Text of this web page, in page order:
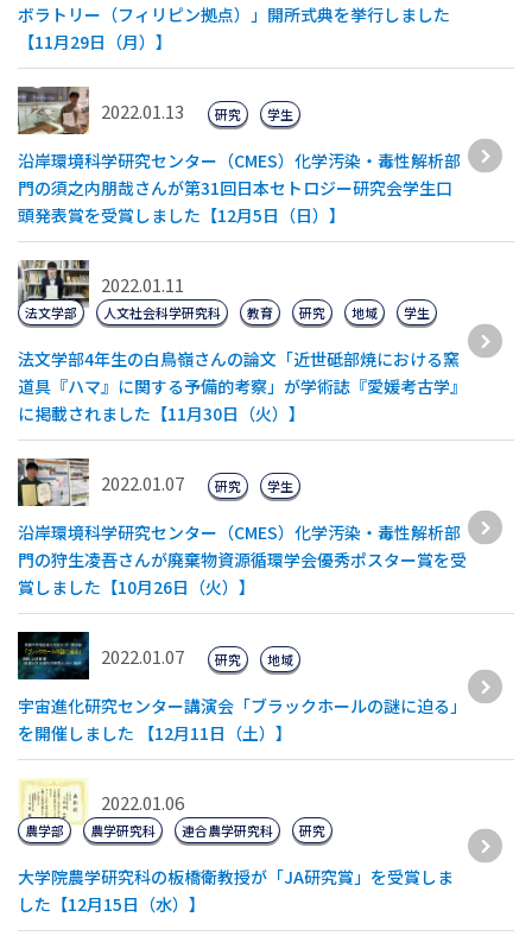
ボラトリー（フィリピン拠点）」開所式典を挙行しました
【11月29日（月）】
2022.01.13
沿岸環境科学研究センター（CMES）化学汚染・毒性解析部
門の須之内朋哉さんが第31回日本セトロジー研究会学生口
頭発表賞を受賞しました【12月5日（日）】
研究 学生
2022.01.11
法文学部4年生の白鳥嶺さんの論文「近世砥部焼における窯
道具『ハマ』に関する予備的考察」が学術誌『愛媛考古学』
に掲載されました【11月30日（火）】
法文学部 人文社会科学研究科 教育 研究 地域 学生
2022.01.07
沿岸環境科学研究センター（CMES）化学汚染・毒性解析部
門の狩生凌吾さんが廃棄物資源循環学会優秀ポスター賞を受
賞しました【10月26日（火）】
研究 学生
2022.01.07
宇宙進化研究センター講演会「ブラックホールの謎に迫る」
を開催しました 【12月11日（土）】
研究 地域
2022.01.06
大学院農学研究科の板橋衛教授が「JA研究賞」を受賞しま
した【12月15日（水）】
農学部 農学研究科 連合農学研究科 研究